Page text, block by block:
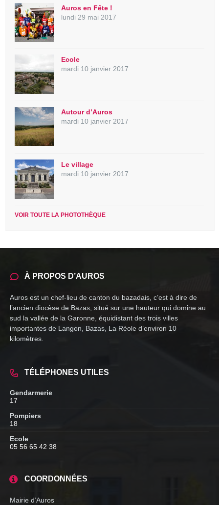
Auros en Fête !
lundi 29 mai 2017
Ecole
mardi 10 janvier 2017
Autour d’Auros
mardi 10 janvier 2017
Le village
mardi 10 janvier 2017
VOIR TOUTE LA PHOTOTHÈQUE
À PROPOS D’AUROS
Auros est un chef-lieu de canton du bazadais, c’est à dire de
l’ancien diocèse de Bazas, situé sur une hauteur qui domine au
sud la vallée de la Garonne, équidistant des trois villes
importantes de Langon, Bazas, La Réole d’environ 10
kilomètres.
TÉLÉPHONES UTILES
Gendarmerie
17
Pompiers
18
Ecole
05 56 65 42 38
COORDONNÉES
Mairie d’Auros